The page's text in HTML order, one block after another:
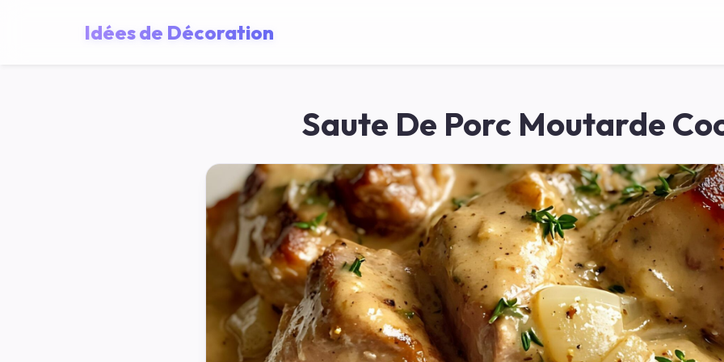
Idées de Décoration
Saute De Porc Moutarde